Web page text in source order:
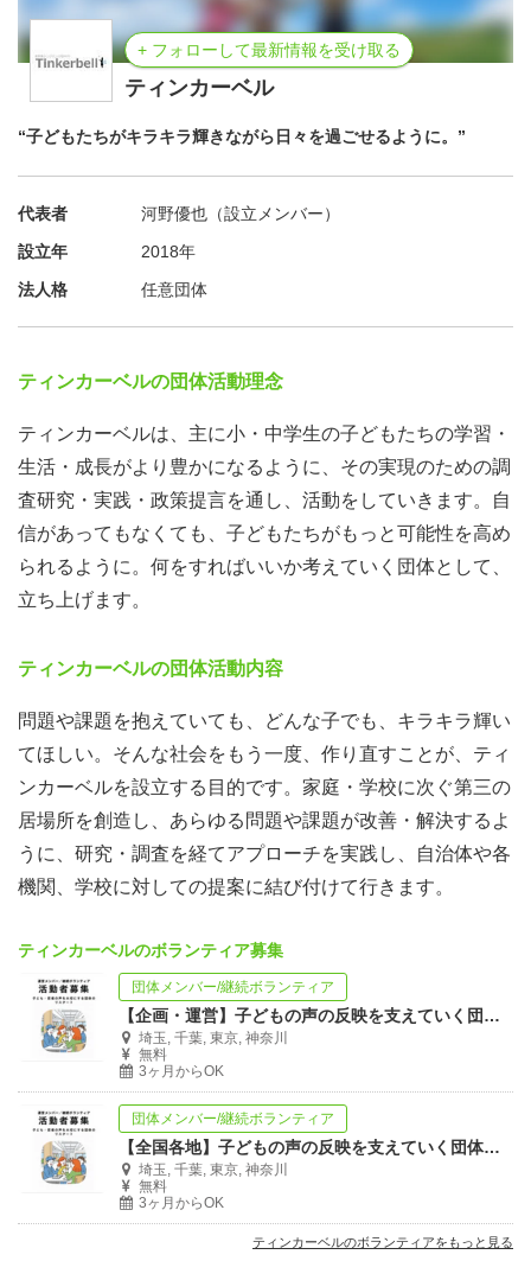
+ フォローして最新情報を受け取る
ティンカーベル
“子どもたちがキラキラ輝きながら日々を過ごせるように。”
代表者
河野優也（設立メンバー）
設立年
2018年
法人格
任意団体
ティンカーベルの団体活動理念
ティンカーベルは、主に小・中学生の子どもたちの学習・
生活・成長がより豊かになるように、その実現のための調
査研究・実践・政策提言を通し、活動をしていきます。自
信があってもなくても、子どもたちがもっと可能性を高め
られるように。何をすればいいか考えていく団体として、
立ち上げます。
ティンカーベルの団体活動内容
問題や課題を抱えていても、どんな子でも、キラキラ輝い
てほしい。そんな社会をもう一度、作り直すことが、ティ
ンカーベルを設立する目的です。家庭・学校に次ぐ第三の
居場所を創造し、あらゆる問題や課題が改善・解決するよ
うに、研究・調査を経てアプローチを実践し、自治体や各
機関、学校に対しての提案に結び付けて行きます。
ティンカーベルのボランティア募集
団体メンバー/継続ボランティア
【企画・運営】子どもの声の反映を支えていく団体のリスタートに携わってみたい方必見
埼玉, 千葉, 東京, 神奈川
無料
3ヶ月からOK
団体メンバー/継続ボランティア
【全国各地】子どもの声の反映を支えていく団体のリスタートに携わってみたい方必見
埼玉, 千葉, 東京, 神奈川
無料
3ヶ月からOK
ティンカーベルのボランティアをもっと見る